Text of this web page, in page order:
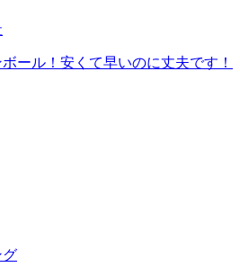
ール！安くて早いのに丈夫です！
グ